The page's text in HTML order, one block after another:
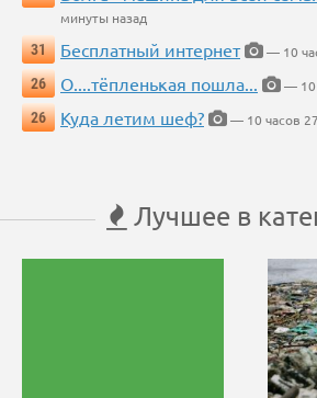
минуты назад
31
Бесплатный интернет
— 10
26
О....тёпленькая пошла...
— 10
26
Куда летим шеф? — 10 часов
Лучшее в